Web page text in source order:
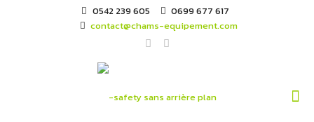
0542 239 605
0699 677 617
contact@chams-equipement.com